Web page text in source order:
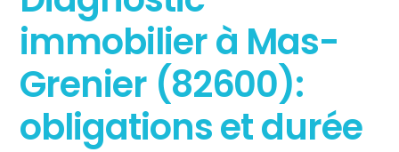
immobilier à Mas-
Grenier (82600):
obligations et durée